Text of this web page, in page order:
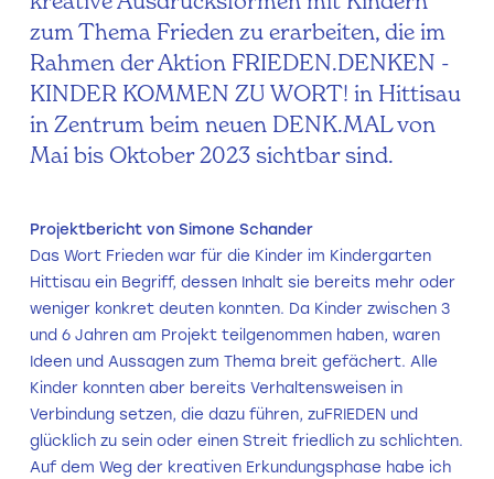
zum Thema Frieden zu erarbeiten, die im
Rahmen der Aktion FRIEDEN.DENKEN -
KINDER KOMMEN ZU WORT! in Hittisau
in Zentrum beim neuen DENK.MAL von
Mai bis Oktober 2023 sichtbar sind.
Projektbericht von Simone Schander
Das Wort Frieden war für die Kinder im Kindergarten
Hittisau ein Begriff, dessen Inhalt sie bereits mehr oder
weniger konkret deuten konnten. Da Kinder zwischen 3
und 6 Jahren am Projekt teilgenommen haben, waren
Ideen und Aussagen zum Thema breit gefächert. Alle
Kinder konnten aber bereits Verhaltensweisen in
Verbindung setzen, die dazu führen, zuFRIEDEN und
glücklich zu sein oder einen Streit friedlich zu schlichten.
Auf dem Weg der kreativen Erkundungsphase habe ich